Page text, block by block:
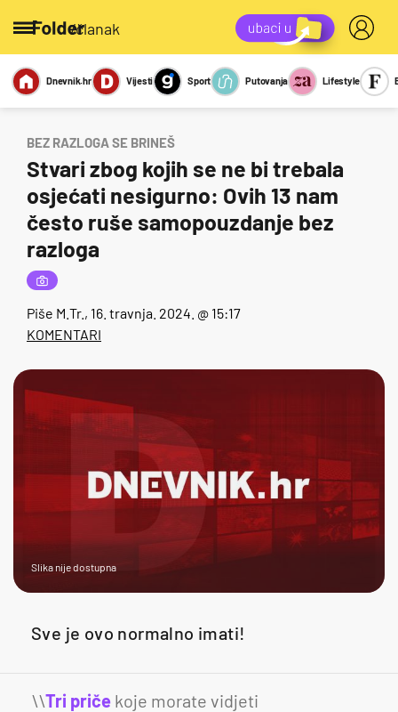
/članak
Miks Kviz
Report
Sexy
Dnevnik.hr Vijesti Sport Putovanja Lifestyle
BEZ RAZLOGA SE BRINEŠ
Stvari zbog kojih se ne bi trebala
osjećati nesigurno: Ovih 13 nam
često ruše samopouzdanje bez
razloga
Piše M.Tr. , 16. travnja. 2024. @ 15:17
KOMENTARI
Slika nije dostupna
Sve je ovo normalno imati!
\\Tri priče koje morate vidjeti